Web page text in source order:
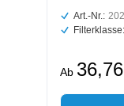
Art.-Nr.:
Filterklasse:
Ab